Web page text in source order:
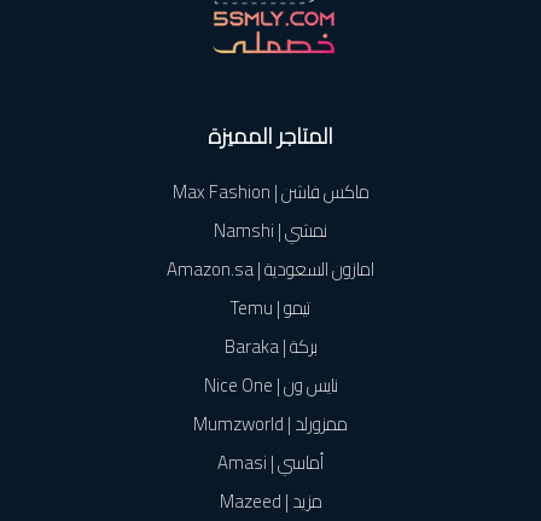
المتاجر المميزة
ماكس فاشن | Max Fashion
نمشي | Namshi
امازون السعودية | Amazon.sa
تيمو | Temu
بركة | Baraka
نايس ون | Nice One
ممزورلد | Mumzworld
أماسي | Amasi
مزيد | Mazeed